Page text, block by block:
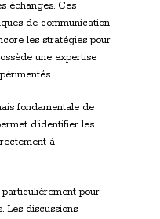
échanges. Ces
de communication
les stratégies pour
une expertise
fondamentale de
d’identifier les
à
pour
Les discussions